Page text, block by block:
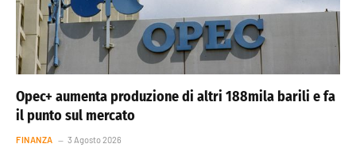
Opec+ aumenta produzione di altri 188mila barili e fa
il punto sul mercato
FINANZA 3 Agosto 2026